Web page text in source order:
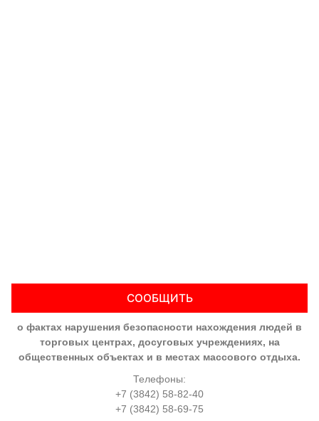
СООБЩИТЬ
о фактах нарушения безопасности нахождения людей в
торговых центрах, досуговых учреждениях, на
общественных объектах и в местах массового отдыха.
Телефоны:
+7 (3842) 58-82-40
+7 (3842) 58-69-75